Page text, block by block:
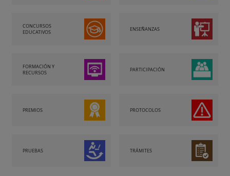
CONCURSOS
EDUCATIVOS
ENSEÑANZAS
FORMACIÓN Y
RECURSOS
PARTICIPACIÓN
PREMIOS PROTOCOLOS
PRUEBAS TRÁMITES